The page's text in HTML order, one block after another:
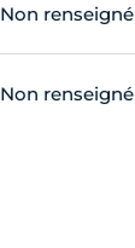
Non renseigné
Non renseigné